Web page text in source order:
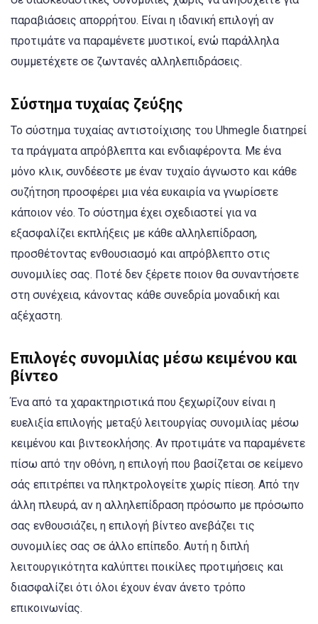
παραβιάσεις απορρήτου. Είναι η ιδανική επιλογή αν
προτιμάτε να παραμένετε μυστικοί, ενώ παράλληλα
συμμετέχετε σε ζωντανές αλληλεπιδράσεις.
Σύστημα τυχαίας ζεύξης
Το σύστημα τυχαίας αντιστοίχισης του Uhmegle διατηρεί
τα πράγματα απρόβλεπτα και ενδιαφέροντα. Με ένα
μόνο κλικ, συνδέεστε με έναν τυχαίο άγνωστο και κάθε
συζήτηση προσφέρει μια νέα ευκαιρία να γνωρίσετε
κάποιον νέο. Το σύστημα έχει σχεδιαστεί για να
εξασφαλίζει εκπλήξεις με κάθε αλληλεπίδραση,
προσθέτοντας ενθουσιασμό και απρόβλεπτο στις
συνομιλίες σας. Ποτέ δεν ξέρετε ποιον θα συναντήσετε
στη συνέχεια, κάνοντας κάθε συνεδρία μοναδική και
αξέχαστη.
Επιλογές συνομιλίας μέσω κειμένου και
βίντεο
Ένα από τα χαρακτηριστικά που ξεχωρίζουν είναι η
ευελιξία επιλογής μεταξύ λειτουργίας συνομιλίας μέσω
κειμένου και βιντεοκλήσης. Αν προτιμάτε να παραμένετε
πίσω από την οθόνη, η επιλογή που βασίζεται σε κείμενο
σάς επιτρέπει να πληκτρολογείτε χωρίς πίεση. Από την
άλλη πλευρά, αν η αλληλεπίδραση πρόσωπο με πρόσωπο
σας ενθουσιάζει, η επιλογή βίντεο ανεβάζει τις
συνομιλίες σας σε άλλο επίπεδο. Αυτή η διπλή
λειτουργικότητα καλύπτει ποικίλες προτιμήσεις και
διασφαλίζει ότι όλοι έχουν έναν άνετο τρόπο
επικοινωνίας.